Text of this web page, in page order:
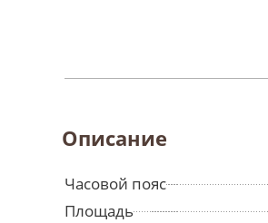
Описание
Часовой пояс
Площадь